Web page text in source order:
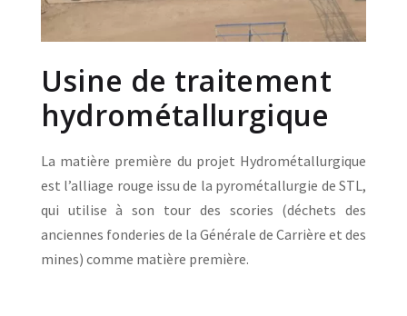
Usine de traitement
hydrométallurgique
La matière première du projet Hydrométallurgique
est l’alliage rouge issu de la pyrométallurgie de STL,
qui utilise à son tour des scories (déchets des
anciennes fonderies de la Générale de Carrière et des
mines) comme matière première.